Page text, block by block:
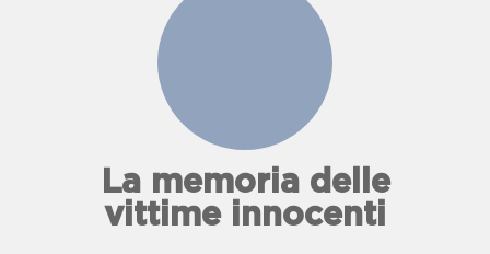
La memoria delle
vittime innocenti